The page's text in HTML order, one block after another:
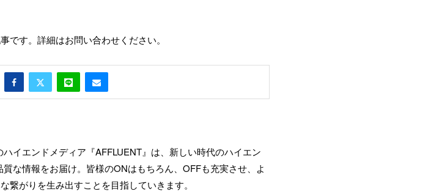
です。詳細はお問い合わせください。
イエンドメディア『AFFLUENT』は、新しい時代のハイエン
な情報をお届け。皆様のONはもちろん、OFFも充実させ、よ
繋がりを生み出すことを目指していきます。